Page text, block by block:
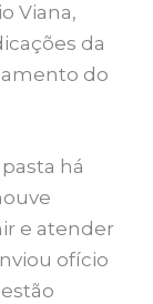
Viana,
da
do
há
e atender
ofício